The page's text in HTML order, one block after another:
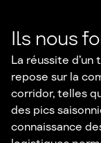
Ils nous
La réussite
repose sur la
corridor, telles
des pics
connaissance